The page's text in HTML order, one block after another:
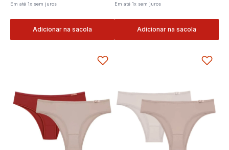
Em até1x sem juros
Adicionar na sacola
Em até 1x sem juros
Adicionar na sacola